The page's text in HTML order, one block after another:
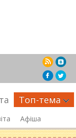
Топ-тема
Афіша